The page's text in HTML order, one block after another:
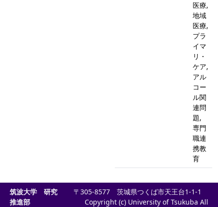
医療,
地域
医療,
プラ
イマ
リ・
ケア,
アル
コー
ル関
連問
題,
専門
職連
携教
育
筑波大学 研究
推進部
〒305-8577 茨城県つくば市天王台1-1-1
Copyright (c) University of Tsukuba All